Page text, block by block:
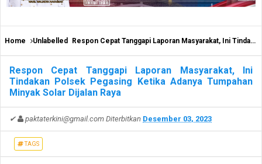
Home Unlabelled Respon Cepat Tanggapi Laporan Masyarakat, Ini Tindakan Polsek Pegasing Ketika Adanya Tumpahan Minyak Solar Dijalan Raya
Respon Cepat Tanggapi Laporan Masyarakat, Ini
Tindakan Polsek Pegasing Ketika Adanya Tumpahan
Minyak Solar Dijalan Raya
✔ paktaterkini@gmail.com Diterbitkan Desember 03, 2023
TAGS